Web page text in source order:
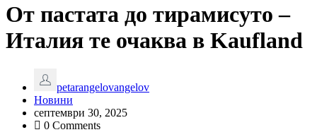
От пастата до тирамисуто –
Италия те очаква в Kaufland
petarangelovangelov
Новини
септември 30, 2025
0 Comments